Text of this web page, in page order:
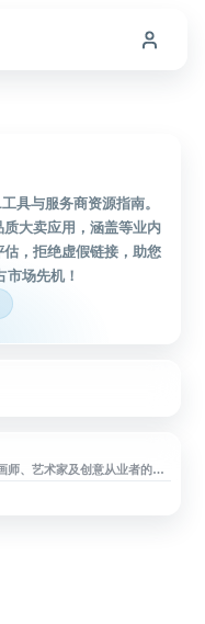
具与服务商资源指南。
大卖应用，涵盖等业内
，拒绝虚假链接，助您
场先机！
师、艺术家及创意从业者的互
、插画、摄影、字体与素材等
台深耕设计创意领域多年，适